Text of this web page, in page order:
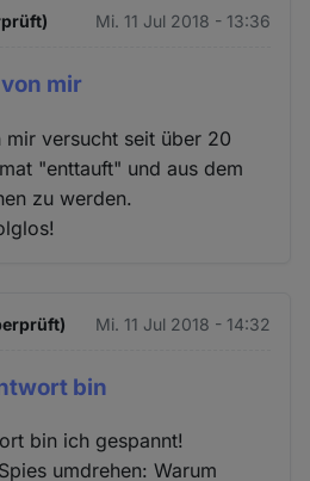
Mi. 11 Jul 2018 - 13:36
mir
mir versucht seit über 20
"enttauft" und aus dem
zu werden.
Mi. 11 Jul 2018 - 14:32
bin
bin ich gespannt!
umdrehen: Warum